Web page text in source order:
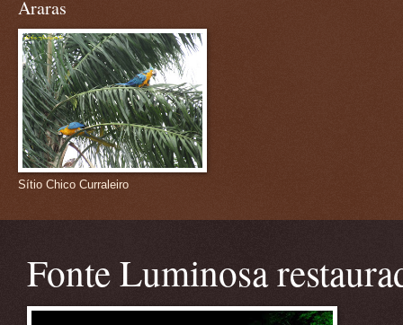
Araras
Sítio Chico Curraleiro
Fonte Luminosa